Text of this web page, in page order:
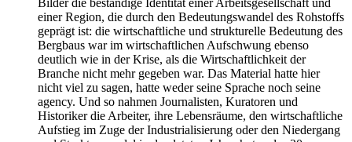
Bilder die beständige Identität einer Arbeitsgesellschaft und
einer Region, die durch den Bedeutungswandel des Rohstoffs
geprägt ist: die wirtschaftliche und strukturelle Bedeutung des
Bergbaus war im wirtschaftlichen Aufschwung ebenso
deutlich wie in der Krise, als die Wirtschaftlichkeit der
Branche nicht mehr gegeben war. Das Material hatte hier
nicht viel zu sagen, hatte weder seine Sprache noch seine
agency. Und so nahmen Journalisten, Kuratoren und
Historiker die Arbeiter, ihre Lebensräume, den wirtschaftliche
Aufstieg im Zuge der Industrialisierung oder den Niedergang